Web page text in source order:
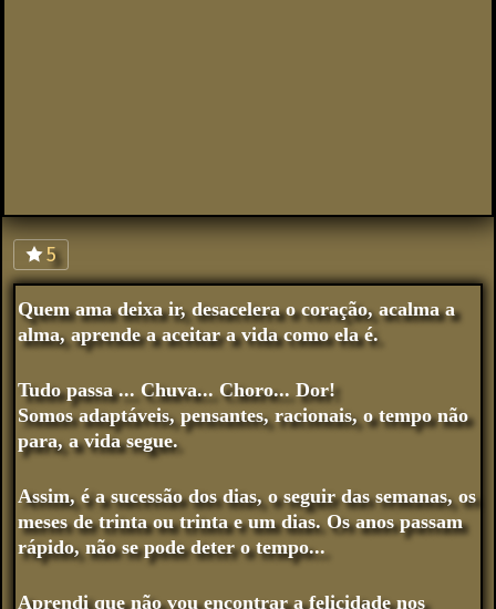
5
Quem ama deixa ir, desacelera o coração, acalma a
alma, aprende a aceitar a vida como ela é.
Tudo passa ... Chuva... Choro... Dor!
Somos adaptáveis, pensantes, racionais, o tempo não
para, a vida segue.
Assim, é a sucessão dos dias, o seguir das semanas, os
meses de trinta ou trinta e um dias. Os anos passam
rápido, não se pode deter o tempo...
Aprendi que não vou encontrar a felicidade nos